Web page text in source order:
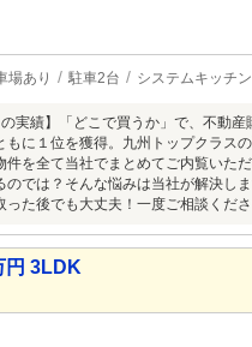
場あり 駐車2台 システムキッチン
の実績】「どこで買うか」で、不動
もに１位を獲得。九州トップクラス
件を全て当社でまとめてご内覧いた
のでは？そんな悩みは当社が解決し
った後でも大丈夫！一度ご相談くださ
円 3LDK